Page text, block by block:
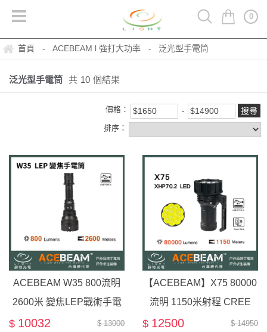
0
首頁 - ACEBEAM l 強打大功率 - 泛光型手電筒
泛光型手電筒 共 10 個結果
價格：
排序：
ACEBEAM W35 800流明
2600米 變焦LEP戰術手電
筒 聚泛高亮遠射 TYPE-C
$ 13000
$ 10032
【ACEBEAM】X75 80000
流明 1150米射程 CREE
XHP70.2 LED 超遠射強光
$ 14950
$ 12500